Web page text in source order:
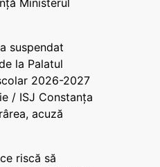
Ministerul
suspendat
la Palatul
2026-2027
/ ISJ Constanța
acuză
riscă să